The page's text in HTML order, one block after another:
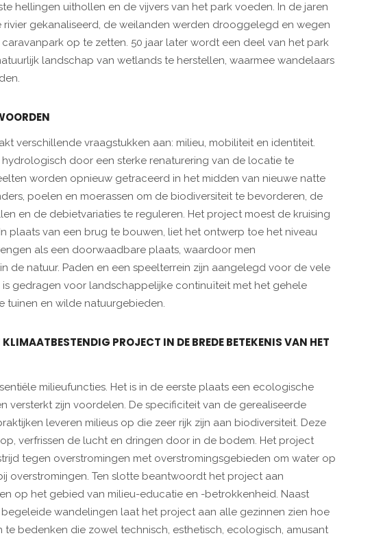
hellingen uithollen en de vijvers van het park voeden. In de jaren
rivier gekanaliseerd, de weilanden werden drooggelegd en wegen
op te zetten. 50 jaar later wordt een deel van het park
landschap van wetlands te herstellen, waarmee wandelaars
verschillende vraagstukken aan: milieu, mobiliteit en identiteit.
door een sterke renaturering van de locatie te
worden opnieuw getraceerd in het midden van nieuwe natte
poelen en moerassen om de biodiversiteit te bevorderen, de
en de debietvariaties te reguleren. Het project moest de kruising
plaats van een brug te bouwen, liet het ontwerp toe het niveau
als een doorwaadbare plaats, waardoor men
de natuur. Paden en een speelterrein zijn aangelegd voor de vele
gedragen voor landschappelijke continuïteit met het gehele
tuinen en wilde natuurgebieden.
KLIMAATBESTENDIG PROJECT IN DE BREDE BETEKENIS VAN HET
milieufuncties. Het is in de eerste plaats een ecologische
versterkt zijn voordelen. De specificiteit van de gerealiseerde
leveren milieus op die zeer rijk zijn aan biodiversiteit. Deze
verfrissen de lucht en dringen door in de bodem. Het project
tegen overstromingen met overstromingsgebieden om water op
overstromingen. Ten slotte beantwoordt het project aan
op het gebied van milieu-educatie en -betrokkenheid. Naast
wandelingen laat het project aan alle gezinnen zien hoe
te bedenken die zowel technisch, esthetisch, ecologisch, amusant